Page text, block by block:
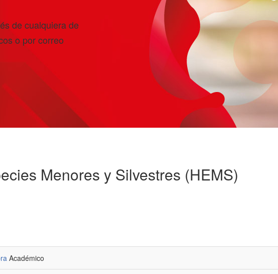
de cualquiera de
o por correo
Menores y Silvestres (HEMS)
Académico